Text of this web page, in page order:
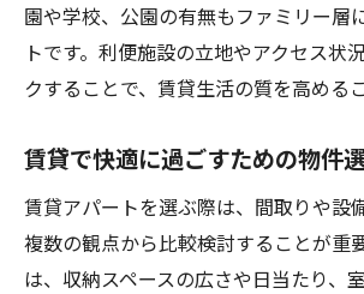
園や学校、公園の有無もファミリー層
トです。利便施設の立地やアクセス状
クすることで、賃貸生活の質を高める
賃貸で快適に過ごすための物件
賃貸アパートを選ぶ際は、間取りや設
複数の観点から比較検討することが重
は、収納スペースの広さや日当たり、